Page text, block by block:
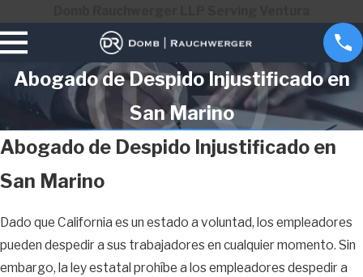
Abogado de Despido Injustificado en
San Marino
Abogado de Despido Injustificado en
San Marino
Dado que California es un estado a voluntad, los empleadores
pueden despedir a sus trabajadores en cualquier momento. Sin
embargo, la ley estatal prohíbe a los empleadores despedir a